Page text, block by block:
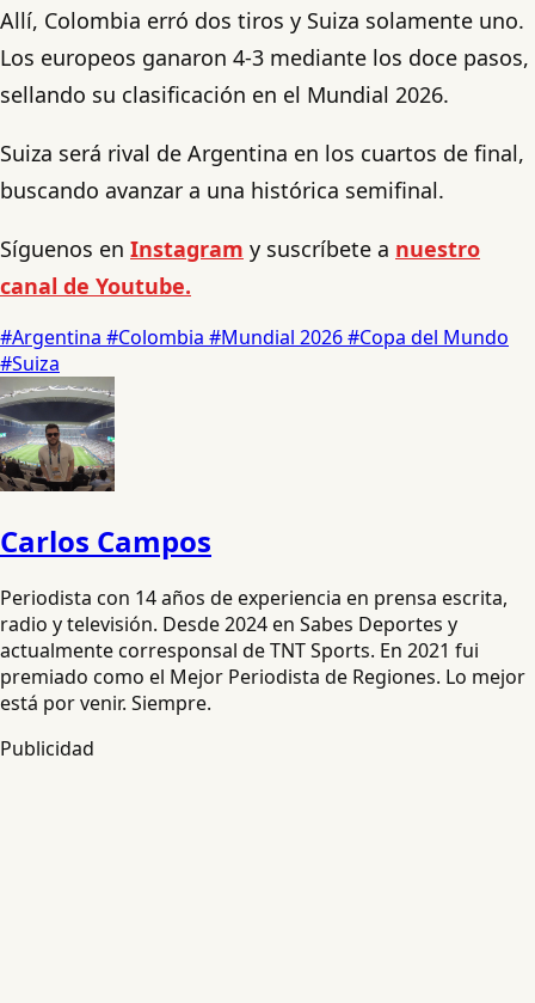
Allí, Colombia erró dos tiros y Suiza solamente uno.
Los europeos ganaron 4-3 mediante los doce pasos,
sellando su clasificación en el Mundial 2026.
Suiza será rival de Argentina en los cuartos de final,
buscando avanzar a una histórica semifinal.
Síguenos en Instagram y suscríbete a nuestro
canal de Youtube.
#Argentina #Colombia #Mundial 2026#Copa del Mundo
#Suiza
Carlos Campos
Periodista con 14 años de experiencia en prensa escrita,
radio y televisión. Desde 2024 en Sabes Deportes y
actualmente corresponsal de TNT Sports. En 2021 fui
premiado como el Mejor Periodista de Regiones. Lo mejor
está por venir. Siempre.
Publicidad